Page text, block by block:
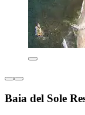
Baia del Sole